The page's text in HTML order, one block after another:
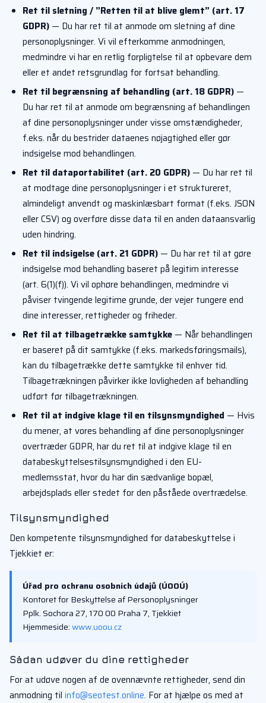
Ret til sletning / ”Retten til at blive glemt” (art. 17
GDPR) — Du har ret til at anmode om sletning af dine
personoplysninger. Vi vil efterkomme anmodningen,
medmindre vi har en retlig forpligtelse til at opbevare dem
eller et andet retsgrundlag for fortsat behandling.
Ret til begrænsning af behandling (art. 18 GDPR) —
Du har ret til at anmode om begrænsning af behandlingen
af dine personoplysninger under visse omstændigheder,
f.eks. når du bestrider dataenes nøjagtighed eller gør
indsigelse mod behandlingen.
Ret til dataportabilitet (art. 20 GDPR) — Du har ret til
at modtage dine personoplysninger i et struktureret,
almindeligt anvendt og maskinlæsbart format (f.eks. JSON
eller CSV) og overføre disse data til en anden dataansvarlig
uden hindring.
Ret til indsigelse (art. 21 GDPR) — Du har ret til at gøre
indsigelse mod behandling baseret på legitim interesse
(art. 6(1)(f)). Vi vil ophøre behandlingen, medmindre vi
påviser tvingende legitime grunde, der vejer tungere end
dine interesser, rettigheder og friheder.
Ret til at tilbagetrække samtykke — Når behandlingen
er baseret på dit samtykke (f.eks. markedsføringsmails),
kan du tilbagetrække dette samtykke til enhver tid.
Tilbagetrækningen påvirker ikke lovligheden af behandling
udført før tilbagetrækningen.
Ret til at indgive klage til en tilsynsmyndighed — Hvis
du mener, at vores behandling af dine personoplysninger
overtræder GDPR, har du ret til at indgive klage til en
databeskyttelsestilsynsmyndighed i den EU-
medlemsstat, hvor du har din sædvanlige bopæl,
arbejdsplads eller stedet for den påståede overtrædelse.
Tilsynsmyndighed
Den kompetente tilsynsmyndighed for databeskyttelse i
Tjekkiet er:
Úřad pro ochranu osobních údajů (ÚOOÚ)
Kontoret for Beskyttelse af Personoplysninger
Pplk. Sochora 27, 170 00 Praha 7, Tjekkiet
Hjemmeside:www.uoou.cz
Sådan udøver du dine rettigheder
For at udøve nogen af de ovennævnte rettigheder, send din
anmodning til info@seotest.online. For at hjælpe os med at